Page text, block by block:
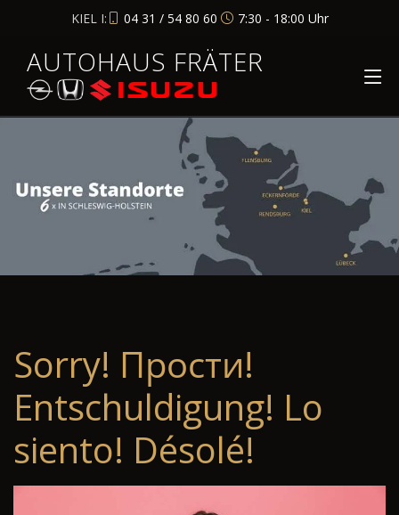
KIEL I: 04 31 / 54 80 60 7:30 - 18:00 Uhr
AUTOHAUS FRÄTER
Sorry! Прости!
Entschuldigung! Lo
siento! Désolé!